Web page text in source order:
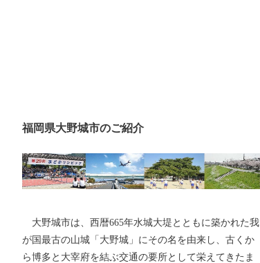
福岡県大野城市のご紹介
大野城市は、西暦665年水城大堤とともに築かれた我
が国最古の山城「大野城」にその名を由来し、古くか
ら博多と大宰府を結ぶ交通の要所として栄えてきたま